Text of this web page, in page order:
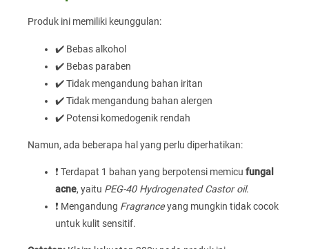
Produk ini memiliki keunggulan:
✔️ Bebas alkohol
✔️ Bebas paraben
✔️ Tidak mengandung bahan iritan
✔️ Tidak mengandung bahan alergen
✔️ Potensi komedogenik rendah
Namun, ada beberapa hal yang perlu diperhatikan:
❗ Terdapat 1 bahan yang berpotensi memicu fungal
acne, yaitu PEG-40 Hydrogenated Castor oil.
❗ Mengandung Fragranceyang mungkin tidak cocok
untuk kulit sensitif.